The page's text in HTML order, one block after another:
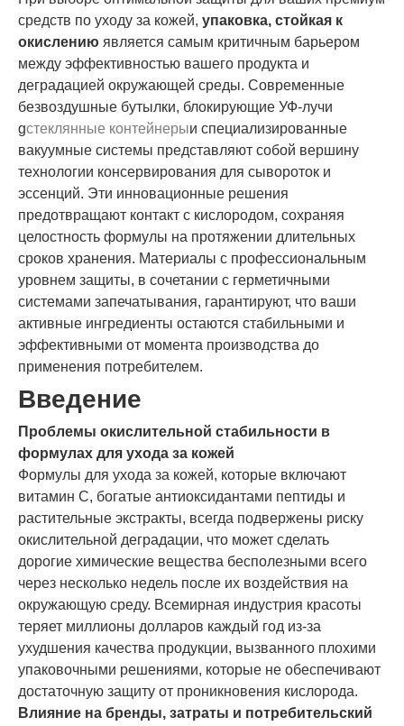
средств по уходу за кожей, упаковка, стойкая к
окислению является самым критичным барьером
между эффективностью вашего продукта и
деградацией окружающей среды. Современные
безвоздушные бутылки, блокирующие УФ-лучи
gстеклянные контейнерыи специализированные
вакуумные системы представляют собой вершину
технологии консервирования для сывороток и
эссенций. Эти инновационные решения
предотвращают контакт с кислородом, сохраняя
целостность формулы на протяжении длительных
сроков хранения. Материалы с профессиональным
уровнем защиты, в сочетании с герметичными
системами запечатывания, гарантируют, что ваши
активные ингредиенты остаются стабильными и
эффективными от момента производства до
применения потребителем.
Введение
Проблемы окислительной стабильности в
формулах для ухода за кожей
Формулы для ухода за кожей, которые включают
витамин C, богатые антиоксидантами пептиды и
растительные экстракты, всегда подвержены риску
окислительной деградации, что может сделать
дорогие химические вещества бесполезными всего
через несколько недель после их воздействия на
окружающую среду. Всемирная индустрия красоты
теряет миллионы долларов каждый год из-за
ухудшения качества продукции, вызванного плохими
упаковочными решениями, которые не обеспечивают
достаточную защиту от проникновения кислорода.
Влияние на бренды, затраты и потребительский